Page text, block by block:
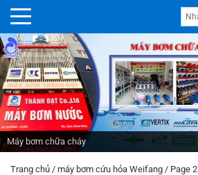
Máy bơm chữa cháy
Trang chủ / máy bơm cứu hỏa Weifang / Page 2